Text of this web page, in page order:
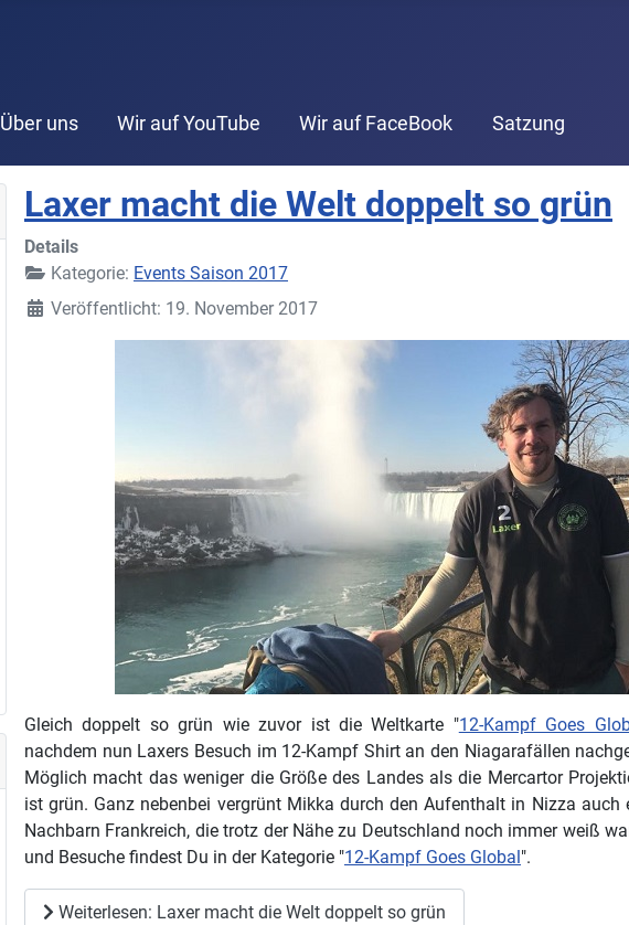
Über uns Wir auf YouTube Wir auf FaceBook Satzung
Laxer macht die Welt doppelt so grün
Details
Kategorie: Events Saison 2017
Veröffentlicht: 19. November 2017
Gleich doppelt so grün wie zuvor ist die Weltkarte "12-Kampf Goes
nachdem nun Laxers Besuch im 12-Kampf Shirt an den Niagarafällen
Möglich macht das weniger die Größe des Landes als die Mercartor
ist grün. Ganz nebenbei vergrünt Mikka durch den Aufenthalt in Nizza auch
Nachbarn Frankreich, die trotz der Nähe zu Deutschland noch immer weiß
und Besuche findest Du in der Kategorie "12-Kampf Goes Global".
Weiterlesen: Laxer macht die Welt doppelt so grün